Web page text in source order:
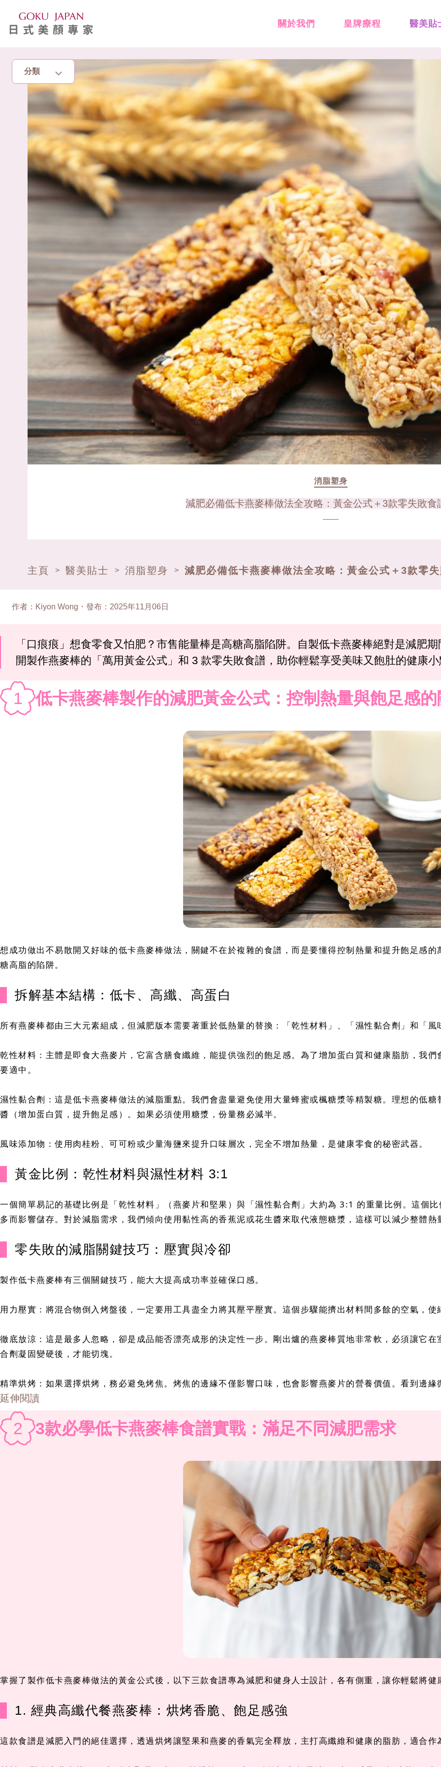
關於我們 皇牌療程 醫美貼
分類
主頁
亮眼秘籍
消脂塑身
美白去斑
增肌減脂
消脂塑身
減肥必備低卡燕麥棒做法全攻略：黃金公式＋3款零失敗食
主頁 > 醫美貼士 > 消脂塑身 > 減肥必備低卡燕麥棒做法全攻略：黃金公式＋3款零
作者 ： Kiyon Wong ・ 發布 ： 2025年11月06日
「口痕痕」想食零食又怕肥？市售能量棒是高糖高脂陷阱。自製低卡燕麥棒絕對是減肥
開製作燕麥棒的「萬用黃金公式」和 3 款零失敗食譜，助你輕鬆享受美味又飽肚的健康
1 低卡燕麥棒製作的減肥黃金公式：控制熱量與飽足感
想成功做出不易散開又好味的低卡燕麥棒做法，關鍵不在於複雜的食譜，而是要懂得控制熱量和提升飽足感
糖高脂的陷阱。
拆解基本結構：低卡、高纖、高蛋白
所有燕麥棒都由三大元素組成，但減肥版本需要著重於低熱量的替換：「乾性材料」、「濕性黏合劑」和「風
乾性材料：主體是即食大燕麥片，它富含膳食纖維，能提供強烈的飽足感。為了增加蛋白質和健康脂肪，我
要適中。
濕性黏合劑：這是低卡燕麥棒做法的減脂重點。我們會盡量避免使用大量蜂蜜或楓糖漿等精製糖。理想的低
醬（增加蛋白質，提升飽足感）。如果必須使用糖漿，份量務必減半。
風味添加物：使用肉桂粉、可可粉或少量海鹽來提升口味層次，完全不增加熱量，是健康零食的秘密武器。
黃金比例：乾性材料與濕性材料 3:1
一個簡單易記的基礎比例是「乾性材料」（燕麥片和堅果）與「濕性黏合劑」大約為 3:1 的重量比例。這個
多而影響儲存。對於減脂需求，我們傾向使用黏性高的香蕉泥或花生醬來取代液態糖漿，這樣可以減少整體熱
零失敗的減脂關鍵技巧：壓實與冷卻
製作低卡燕麥棒有三個關鍵技巧，能大大提高成功率並確保口感。
用力壓實：將混合物倒入烤盤後，一定要用工具盡全力將其壓平壓實。這個步驟能擠出材料間多餘的空氣，
徹底放涼：這是最多人忽略，卻是成品能否漂亮成形的決定性一步。剛出爐的燕麥棒質地非常軟，必須讓它
合劑凝固變硬後，才能切塊。
精準烘烤：如果選擇烘烤，務必避免烤焦。烤焦的邊緣不僅影響口味，也會影響燕麥片的營養價值。看到邊緣
延伸閱讀
2 3款必學低卡燕麥棒食譜實戰：滿足不同減肥需求
掌握了製作低卡燕麥棒做法的黃金公式後，以下三款食譜專為減肥和健身人士設計，各有側重，讓你輕鬆將
1. 經典高纖代餐燕麥棒：烘烤香脆、飽足感強
這款食譜是減肥入門的絕佳選擇，透過烘烤讓堅果和燕麥的香氣完全釋放，主打高纖維和健康的脂肪，適合作